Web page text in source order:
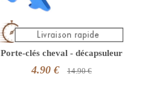
Porte-clés cheval - décapsuleur
4.90 € 14.90 €